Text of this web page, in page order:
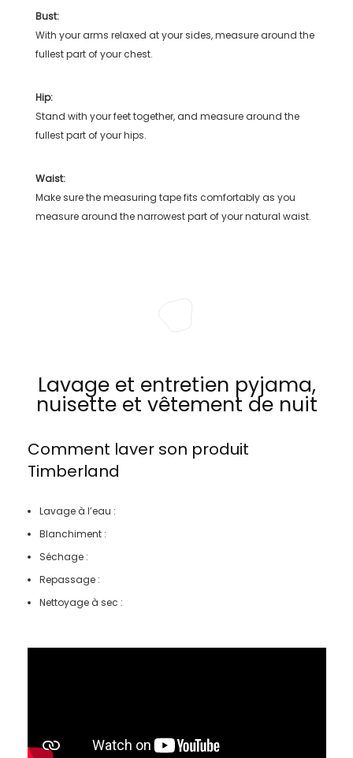
Bust:
With your arms relaxed at your sides, measure around the
fullest part of your chest.
Hip:
Stand with your feet together, and measure around the
fullest part of your hips.
Waist:
Make sure the measuring tape fits comfortably as you
measure around the narrowest part of your natural waist.
Lavage et entretien pyjama,
nuisette et vêtement de nuit
Comment laver son produit
Timberland
Lavage à l’eau :
Blanchiment :
Séchage :
Repassage :
Nettoyage à sec :